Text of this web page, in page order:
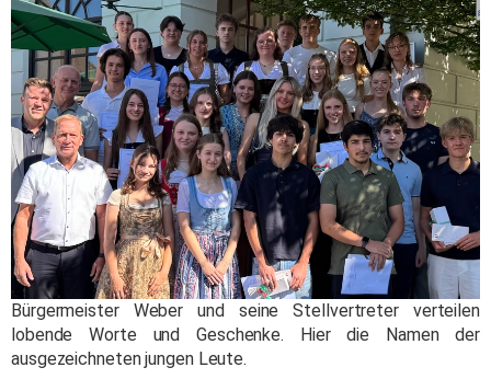
Bürgermeister Weber und seine Stellvertreter verteilen
lobende Worte und Geschenke. Hier die Namen der
ausgezeichneten jungen Leute.